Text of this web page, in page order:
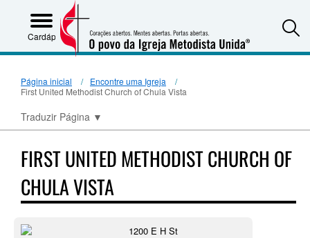
Cardápio
Página inicial
Encontre uma Igreja
First United Methodist Church of Chula Vista
Traduzir Página ▼
FIRST UNITED METHODIST CHURCH OF
CHULA VISTA
1200 E H St